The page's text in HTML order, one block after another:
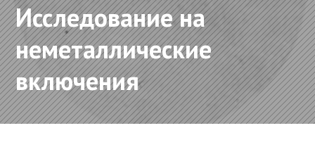
Исследование на
неметаллические
включения